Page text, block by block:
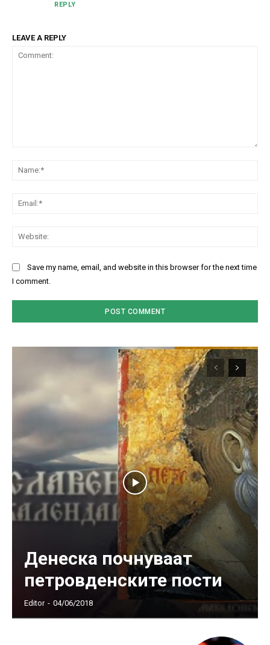
REPLY
LEAVE A REPLY
Save my name, email, and website in this browser for the next time
I comment.
Денеска почнуваат
петровденските пости
Editor - 04/06/2018